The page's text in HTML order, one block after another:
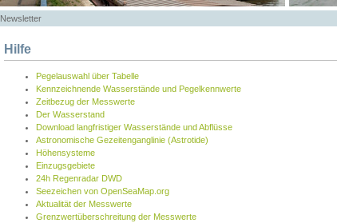
Newsletter
Hilfe
Pegelauswahl über Tabelle
Kennzeichnende Wasserstände und Pegelkennwerte
Zeitbezug der Messwerte
Der Wasserstand
Download langfristiger Wasserstände und Abflüsse
Astronomische Gezeitenganglinie (Astrotide)
Höhensysteme
Einzugsgebiete
24h Regenradar DWD
Seezeichen von OpenSeaMap.org
Aktualität der Messwerte
Grenzwertüberschreitung der Messwerte